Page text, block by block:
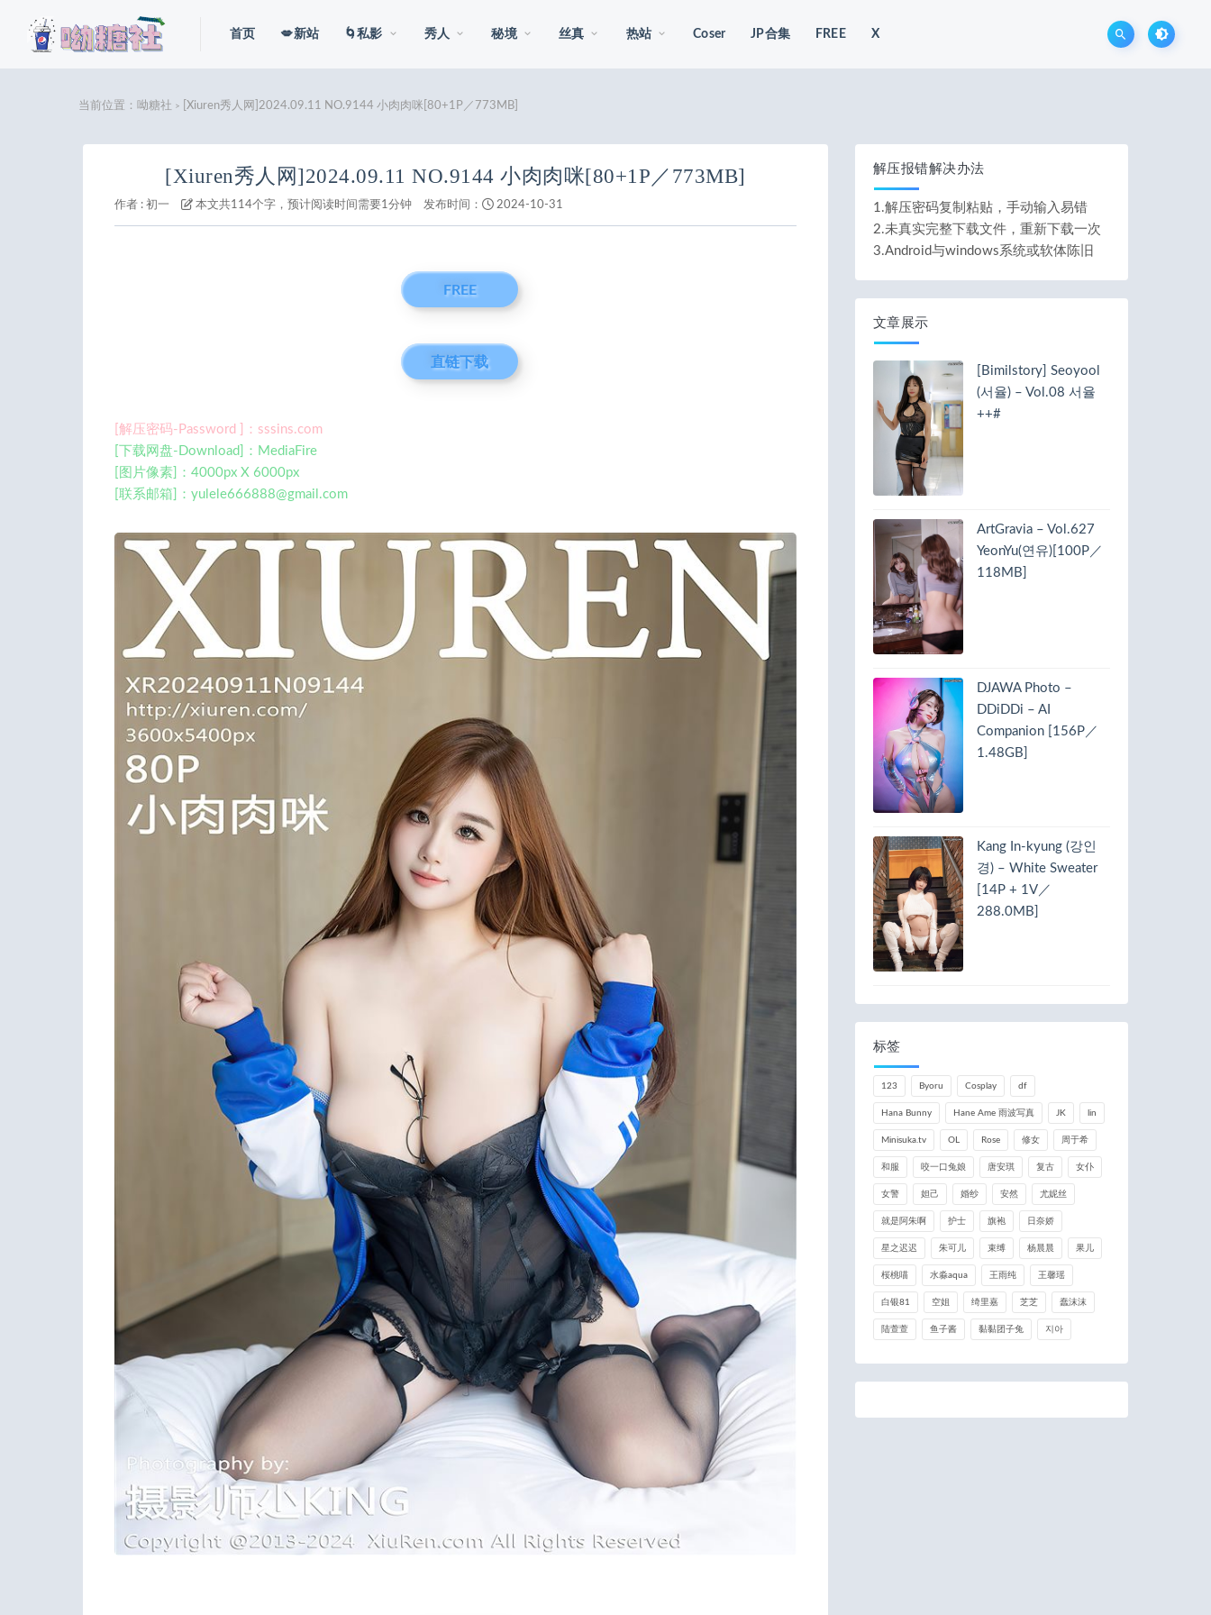
首页 💋新站 🌀私影 秀人 秘境 丝真 热站 Coser JP合集 FREE X
当前位置： 呦糖社 > [Xiuren秀人网]2024.09.11 NO.9144 小肉肉咪[80+1P／773MB]
[Xiuren秀人网]2024.09.11 NO.9144 小肉肉咪[80+1P／773MB]
作者 : 初一 本文共114个字，预计阅读时间需要1分钟 发布时间： 2024-10-31
FREE
直链下载
[解压密码-Password ]：sssins.com
[下载网盘-Download]：MediaFire
[图片像素]：4000px X 6000px
[联系邮箱]： yulele666888@gmail.com
解压报错解决办法
1.解压密码复制粘贴，手动输入易错
2.未真实完整下载文件，重新下载一次
3.Android与windows系统或软体陈旧
文章展示
[Bimilstory] Seoyool
(서율) – Vol.08 서율
++#
ArtGravia – Vol.627
YeonYu(연유)[100P／
118MB]
DJAWA Photo –
DDiDDi – AI
Companion [156P／
1.48GB]
Kang In-kyung (강인
경) – White Sweater
[14P + 1V／
288.0MB]
标签
123 Byoru Cosplay df
Hana Bunny Hane Ame 雨波写真 JK lin
Minisuka.tv OL Rose 修女 周于希
和服 咬一口兔娘 唐安琪 复古 女仆
女警 妲己 婚纱 安然 尤妮丝
就是阿朱啊 护士 旗袍 日奈娇
星之迟迟 朱可儿 束缚 杨晨晨 果儿
桜桃喵 水淼aqua 王雨纯 王馨瑶
白银81 空姐 绮里嘉 芝芝 蠢沫沫
陆萱萱 鱼子酱 黏黏团子兔 지아